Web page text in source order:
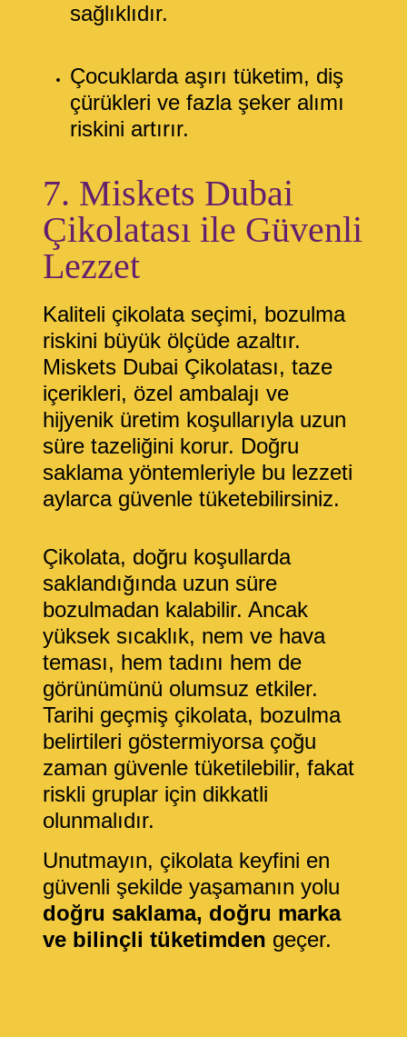
sağlıklıdır.
Çocuklarda aşırı tüketim, diş
çürükleri ve fazla şeker alımı
riskini artırır.
7. Miskets Dubai
Çikolatası ile Güvenli
Lezzet
Kaliteli çikolata seçimi, bozulma
riskini büyük ölçüde azaltır.
Miskets Dubai Çikolatası, taze
içerikleri, özel ambalajı ve
hijyenik üretim koşullarıyla uzun
süre tazeliğini korur. Doğru
saklama yöntemleriyle bu lezzeti
aylarca güvenle tüketebilirsiniz.
Çikolata, doğru koşullarda
saklandığında uzun süre
bozulmadan kalabilir. Ancak
yüksek sıcaklık, nem ve hava
teması, hem tadını hem de
görünümünü olumsuz etkiler.
Tarihi geçmiş çikolata, bozulma
belirtileri göstermiyorsa çoğu
zaman güvenle tüketilebilir, fakat
riskli gruplar için dikkatli
olunmalıdır.
Unutmayın, çikolata keyfini en
güvenli şekilde yaşamanın yolu
doğru saklama, doğru marka
ve bilinçli tüketimden geçer.